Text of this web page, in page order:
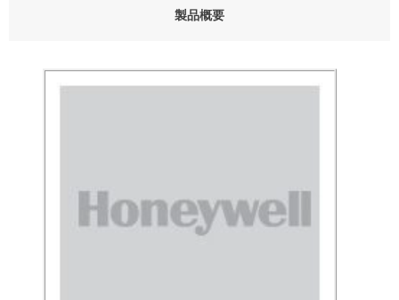
製品概要